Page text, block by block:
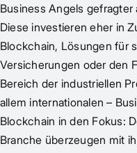
Business Angels gefragter
Diese investieren eher in
Blockchain, Lösungen für
Versicherungen oder den
Bereich der industriellen
allem internationalen –
Blockchain in den Fokus:
Branche überzeugen mit